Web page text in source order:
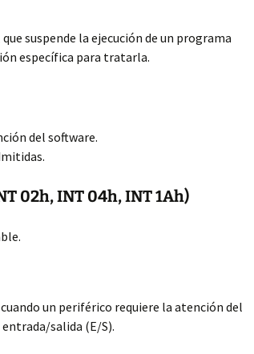
suspende la ejecución de un programa
específica para tratarla.
del software.
02h, INT 04h, INT 1Ah)
un periférico requiere la atención del
salida (E/S).